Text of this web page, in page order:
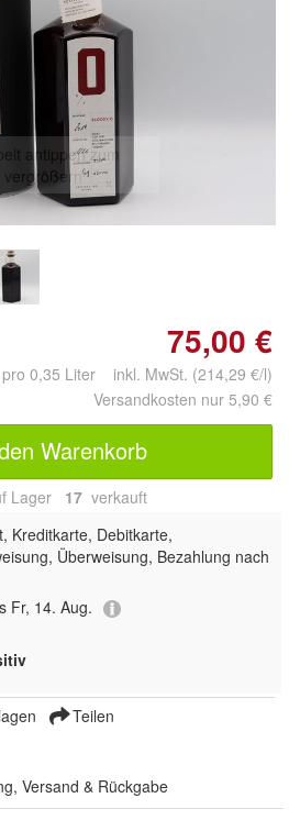
antippen zum
vergrößern
75,00 €
pro 0,35 Liter inkl. MwSt. (214,29 €/l)
Versandkosten nur 5,90 €
Warenkorb
Lager 17 verkauft
Kreditkarte, Debitkarte,
Überweisung, Bezahlung nach
Fr, 14. Aug.
Teilen
Versand & Rückgabe